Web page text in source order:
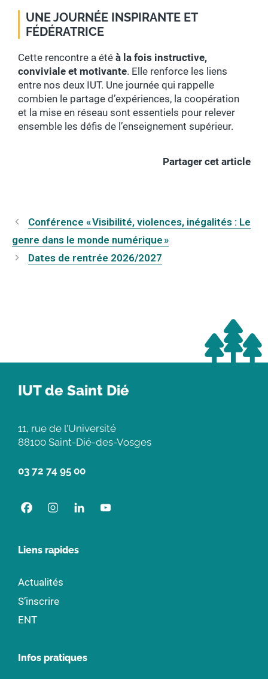
UNE JOURNÉE INSPIRANTE ET
FÉDÉRATRICE
Cette rencontre a été à la fois instructive,
conviviale et motivante. Elle renforce les liens
entre nos deux IUT. Une journée qui rappelle
combien le partage d’expériences, la coopération
et la mise en réseau sont essentiels pour relever
ensemble les défis de l’enseignement supérieur.
Partager cet article
Conférence « Visibilité, violences, inégalités : Le
genre dans le monde numérique »
Dates de rentrée 2026/2027
IUT de Saint Dié
11, rue de l’Université
88100 Saint-Dié-des-Vosges
03 72 74 95 00
Liens rapides
Actualités
S’inscrire
ENT
Infos pratiques